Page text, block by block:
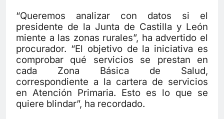
“Queremos analizar con datos si el
presidente de la Junta de Castilla y León
miente a las zonas rurales”, ha advertido el
procurador. “El objetivo de la iniciativa es
comprobar qué servicios se prestan en
cada Zona Básica de Salud,
correspondiente a la cartera de servicios
en Atención Primaria. Esto es lo que se
quiere blindar”, ha recordado.